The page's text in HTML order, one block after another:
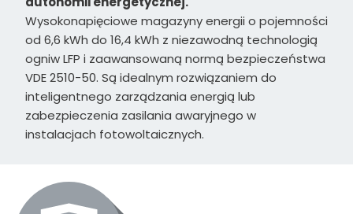
Wysokonapięciowe magazyny energii o pojemności
od 6,6 kWh do 16,4 kWh z niezawodną technologią
ogniw LFP i zaawansowaną normą bezpieczeństwa
VDE 2510-50. Są idealnym rozwiązaniem do
inteligentnego zarządzania energią lub
zabezpieczenia zasilania awaryjnego w
instalacjach fotowoltaicznych.